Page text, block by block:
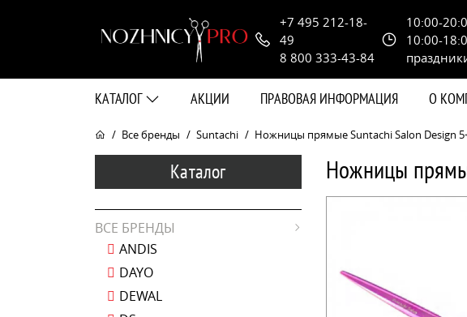
+7 495 212-18-
49
8 800 333-43-84
10:00-
10:00-
КАТАЛОГ АКЦИИ ПРАВОВАЯ ИНФОРМАЦИЯ О
Все бренды Suntachi Ножницы прямые Suntachi Salon Design 5+
Каталог
ВСЕ БРЕНДЫ
ANDIS
DAYO
DEWAL
Ножницы